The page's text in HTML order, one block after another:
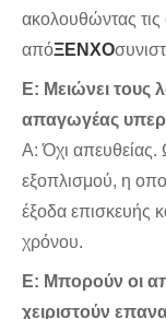
ακολουθώντας τις
απόΞΕΝΧΟ
Ε: Μειώνει τους
απαγωγέας
Α: Όχι απευθείας.
εξοπλισμού, η
έξοδα επισκευής
χρόνου.
Ε: Μπορούν οι
χειριστούν